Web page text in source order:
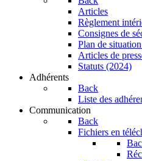
Articles
Règlement
Consignes de
Plan de
Articles de
Statuts (2024)
Adhérents
Back
Liste des
Communication
Back
Fichiers en